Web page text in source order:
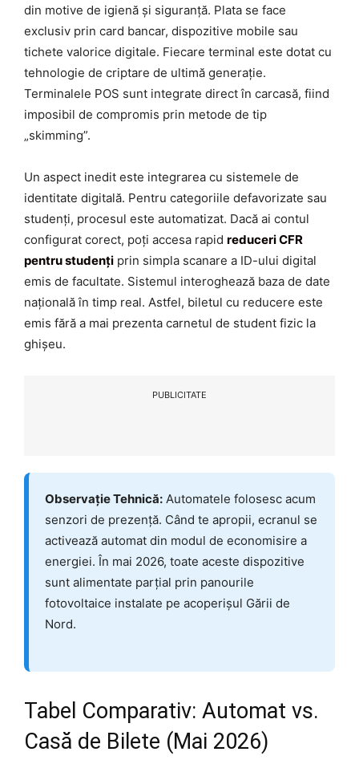
din motive de igienă și siguranță. Plata se face
exclusiv prin card bancar, dispozitive mobile sau
tichete valorice digitale. Fiecare terminal este dotat cu
tehnologie de criptare de ultimă generație.
Terminalele POS sunt integrate direct în carcasă, fiind
imposibil de compromis prin metode de tip
„skimming”.
Un aspect inedit este integrarea cu sistemele de
identitate digitală. Pentru categoriile defavorizate sau
studenți, procesul este automatizat. Dacă ai contul
configurat corect, poți accesa rapid reduceri CFR
pentru studenți prin simpla scanare a ID-ului digital
emis de facultate. Sistemul interoghează baza de date
națională în timp real. Astfel, biletul cu reducere este
emis fără a mai prezenta carnetul de student fizic la
ghișeu.
PUBLICITATE
Observație Tehnică: Automatele folosesc acum
senzori de prezență. Când te apropii, ecranul se
activează automat din modul de economisire a
energiei. În mai 2026, toate aceste dispozitive
sunt alimentate parțial prin panourile
fotovoltaice instalate pe acoperișul Gării de
Nord.
Tabel Comparativ: Automat vs.
Casă de Bilete (Mai 2026)